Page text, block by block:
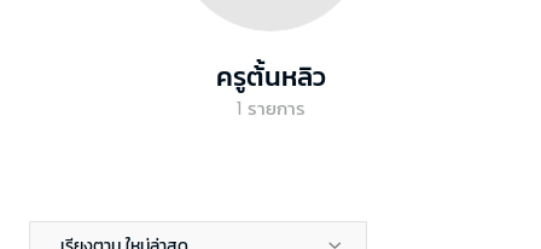
ครูต้้นหลิว
1 รายการ